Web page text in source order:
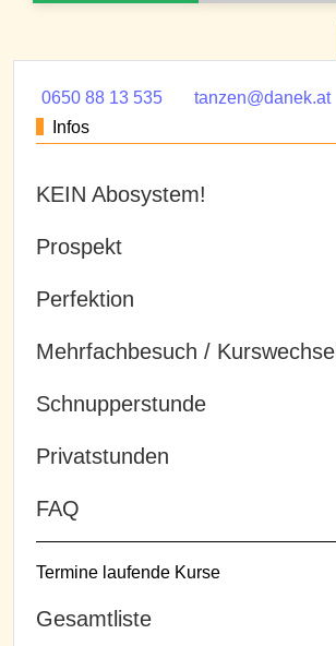
0650 88 13 535
tanzen@danek.at
Infos
KEIN Abosystem!
Prospekt
Perfektion
Mehrfachbesuch / Kurswechsel
Schnupperstunde
Privatstunden
FAQ
Termine laufende Kurse
Gesamtliste